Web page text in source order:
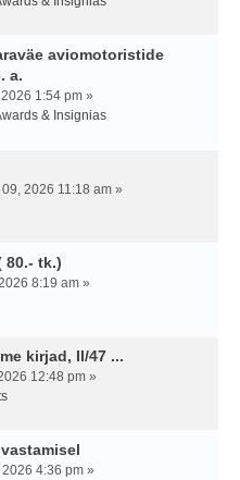
aviomotoristide
a.
1:54 pm »
& Insignias
2026 11:18 am »
80.- tk.)
8:19 am »
kirjad, II/47 ...
12:48 pm »
4:36 pm »